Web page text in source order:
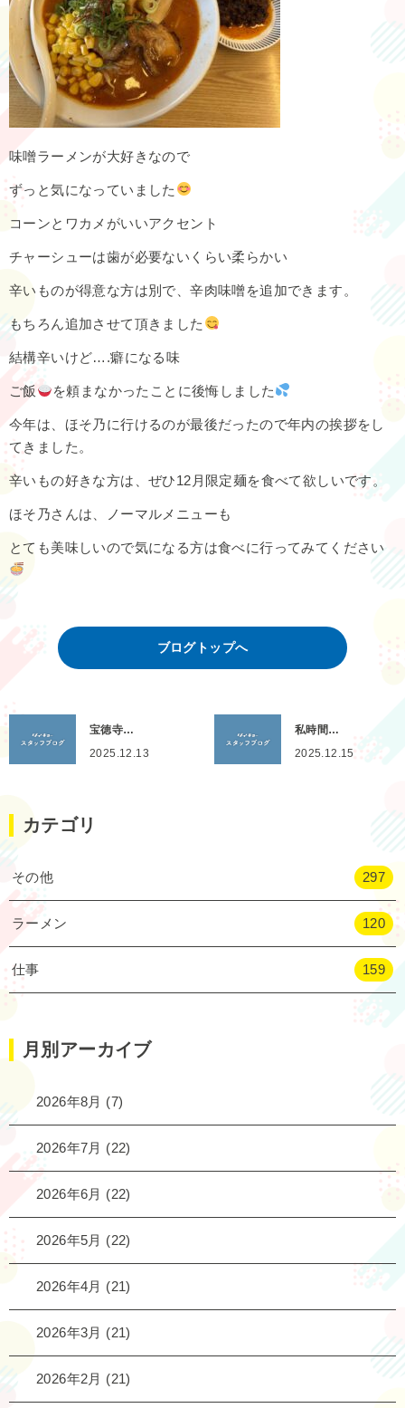
味噌ラーメンが大好きなので
ずっと気になっていました
コーンとワカメがいいアクセント
チャーシューは歯が必要ないくらい柔らかい
辛いものが得意な方は別で、辛肉味噌を追加できます。
もちろん追加させて頂きました
結構辛いけど….癖になる味
ご飯 を頼まなかったことに後悔しました
今年は、ほそ乃に行けるのが最後だったので年内の挨拶をし
てきました。
辛いもの好きな方は、ぜひ12月限定麺を食べて欲しいです。
ほそ乃さんは、ノーマルメニューも
とても美味しいので気になる方は食べに行ってみてください
ブログトップへ
宝徳寺…
2025.12.13
私時間…
2025.12.15
カテゴリ
その他 297
ラーメン 120
仕事 159
月別アーカイブ
2026年8月 (7)
2026年7月 (22)
2026年6月 (22)
2026年5月 (22)
2026年4月 (21)
2026年3月 (21)
2026年2月 (21)